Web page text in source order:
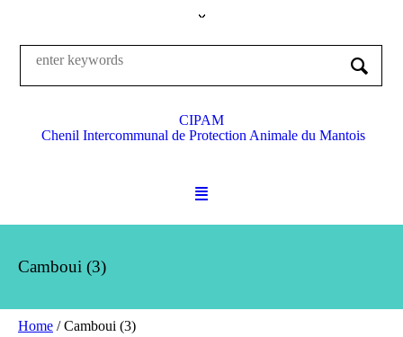
CIPAM
Chenil Intercommunal de Protection Animale du Mantois
Camboui (3)
Home /Camboui (3)